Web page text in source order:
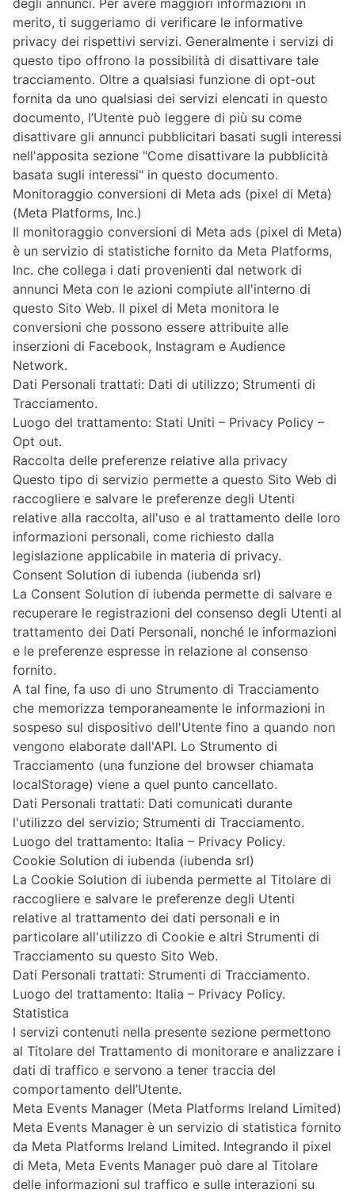
degli annunci. Per avere maggiori informazioni in
merito, ti suggeriamo di verificare le informative
privacy dei rispettivi servizi. Generalmente i servizi di
questo tipo offrono la possibilità di disattivare tale
tracciamento. Oltre a qualsiasi funzione di opt-out
fornita da uno qualsiasi dei servizi elencati in questo
documento, l’Utente può leggere di più su come
disattivare gli annunci pubblicitari basati sugli interessi
nell'apposita sezione "Come disattivare la pubblicità
basata sugli interessi" in questo documento.
Monitoraggio conversioni di Meta ads (pixel di Meta)
(Meta Platforms, Inc.)
Il monitoraggio conversioni di Meta ads (pixel di Meta)
è un servizio di statistiche fornito da Meta Platforms,
Inc. che collega i dati provenienti dal network di
annunci Meta con le azioni compiute all'interno di
questo Sito Web. Il pixel di Meta monitora le
conversioni che possono essere attribuite alle
inserzioni di Facebook, Instagram e Audience
Network.
Dati Personali trattati: Dati di utilizzo; Strumenti di
Tracciamento.
Luogo del trattamento: Stati Uniti – Privacy Policy –
Opt out.
Raccolta delle preferenze relative alla privacy
Questo tipo di servizio permette a questo Sito Web di
raccogliere e salvare le preferenze degli Utenti
relative alla raccolta, all'uso e al trattamento delle loro
informazioni personali, come richiesto dalla
legislazione applicabile in materia di privacy.
Consent Solution di iubenda (iubenda srl)
La Consent Solution di iubenda permette di salvare e
recuperare le registrazioni del consenso degli Utenti al
trattamento dei Dati Personali, nonché le informazioni
e le preferenze espresse in relazione al consenso
fornito.
A tal fine, fa uso di uno Strumento di Tracciamento
che memorizza temporaneamente le informazioni in
sospeso sul dispositivo dell'Utente fino a quando non
vengono elaborate dall'API. Lo Strumento di
Tracciamento (una funzione del browser chiamata
localStorage) viene a quel punto cancellato.
Dati Personali trattati: Dati comunicati durante
l'utilizzo del servizio; Strumenti di Tracciamento.
Luogo del trattamento: Italia – Privacy Policy.
Cookie Solution di iubenda (iubenda srl)
La Cookie Solution di iubenda permette al Titolare di
raccogliere e salvare le preferenze degli Utenti
relative al trattamento dei dati personali e in
particolare all'utilizzo di Cookie e altri Strumenti di
Tracciamento su questo Sito Web.
Dati Personali trattati: Strumenti di Tracciamento.
Luogo del trattamento: Italia – Privacy Policy.
Statistica
I servizi contenuti nella presente sezione permettono
al Titolare del Trattamento di monitorare e analizzare i
dati di traffico e servono a tener traccia del
comportamento dell’Utente.
Meta Events Manager (Meta Platforms Ireland Limited)
Meta Events Manager è un servizio di statistica fornito
da Meta Platforms Ireland Limited. Integrando il pixel
di Meta, Meta Events Manager può dare al Titolare
delle informazioni sul traffico e sulle interazioni su